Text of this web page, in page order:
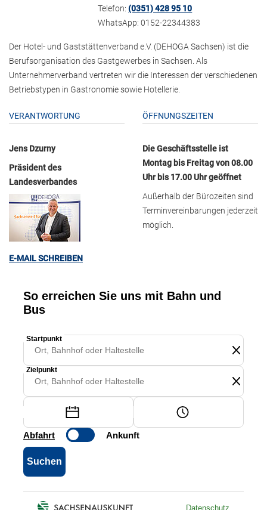
Telefon:(0351) 428 95 10
WhatsApp: 0152-22344383
Der Hotel- und Gaststättenverband e.V. (DEHOGA Sachsen) ist die
Berufsorganisation des Gastgewerbes in Sachsen. Als
Unternehmerverband vertreten wir die Interessen der verschiedenen
Betriebstypen in Gastronomie sowie Hotellerie.
VERANTWORTUNG
Jens Dzurny
Präsident des
Landesverbandes
E-MAIL SCHREIBEN
ÖFFNUNGSZEITEN
Die Geschäftsstelle ist
Montag bis Freitag von 08.00
Uhr bis 17.00 Uhr geöffnet
Außerhalb der Bürozeiten sind
Terminvereinbarungen jederzeit
möglich.